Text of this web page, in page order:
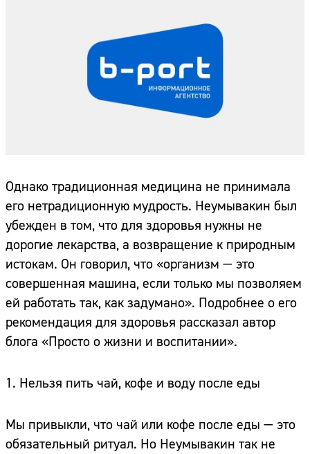
Однако традиционная медицина не принимала
его нетрадиционную мудрость. Неумывакин был
убежден в том, что для здоровья нужны не
дорогие лекарства, а возвращение к природным
истокам. Он говорил, что «организм — это
совершенная машина, если только мы позволяем
ей работать так, как задумано». Подробнее о его
рекомендация для здоровья рассказал автор
блога «Просто о жизни и воспитании».
1. Нельзя пить чай, кофе и воду после еды
Мы привыкли, что чай или кофе после еды — это
обязательный ритуал. Но Неумывакин так не